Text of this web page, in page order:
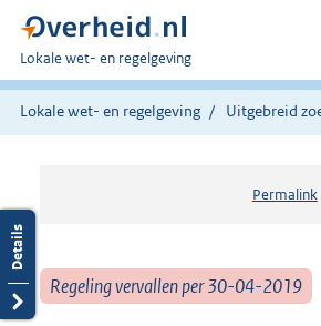
U
bent
hier:
Lokale wet- en regelgeving
Lokale wet- en regelgeving Uitgebreid
Permalink
Regeling vervallen per 30-04-2019